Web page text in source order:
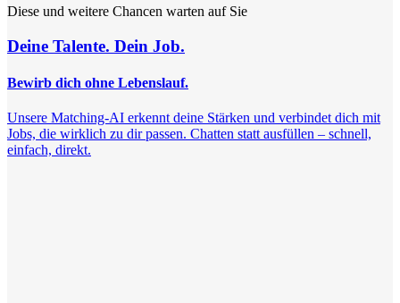
Diese und weitere Chancen warten auf Sie
Deine Talente. Dein Job.
Bewirb dich ohne Lebenslauf.
Unsere Matching-AI erkennt deine Stärken und verbindet dich mit
Jobs, die wirklich zu dir passen. Chatten statt ausfüllen – schnell,
einfach, direkt.